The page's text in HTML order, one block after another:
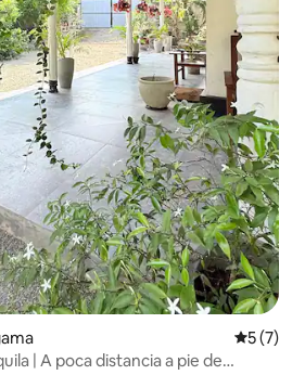
5 (7)
| A poca distancia a pie de